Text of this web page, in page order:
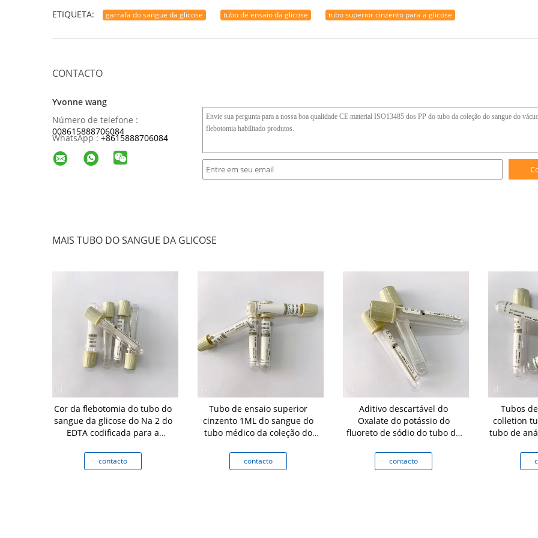
ETIQUETA: garrafa do sangue da glicose tubo de ensaio da glicose tubo superior cinzento para a glicose
CONTACTO
Yvonne wang
Número de telefone :
008615888706084
WhatsApp : +8615888706084
MAIS TUBO DO SANGUE DA GLICOSE
Cor da flebotomia do tubo do
sangue da glicose do Na 2 do
EDTA codificada para a
contacto
Tubo de ensaio superior
cinzento 1ML do sangue do
tubo médico da coleção do
ESTIMAÇÃO - 6ML
contacto
Aditivo descartável do
Oxalate do potássio do
fluoreto de sódio do tubo do
contacto
Tubos
colletion
tubo de